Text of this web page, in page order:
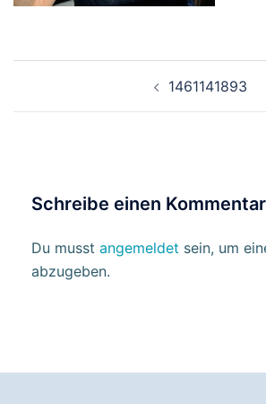
1461141893
Schreibe einen Kommentar
Du musst angemeldet sein, um
abzugeben.